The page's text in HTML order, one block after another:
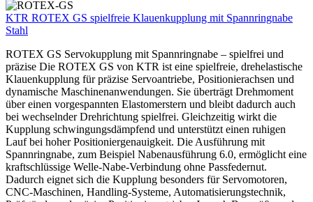
KTR ROTEX GS spielfreie Klauenkupplung mit Spannringnabe
Stahl
ROTEX GS Servokupplung mit Spannringnabe – spielfrei und
präzise Die ROTEX GS von KTR ist eine spielfreie, drehelastische
Klauenkupplung für präzise Servoantriebe, Positionierachsen und
dynamische Maschinenanwendungen. Sie überträgt Drehmoment
über einen vorgespannten Elastomerstern und bleibt dadurch auch
bei wechselnder Drehrichtung spielfrei. Gleichzeitig wirkt die
Kupplung schwingungsdämpfend und unterstützt einen ruhigen
Lauf bei hoher Positioniergenauigkeit. Die Ausführung mit
Spannringnabe, zum Beispiel Nabenausführung 6.0, ermöglicht eine
kraftschlüssige Welle-Nabe-Verbindung ohne Passfedernut.
Dadurch eignet sich die Kupplung besonders für Servomotoren,
CNC-Maschinen, Handling-Systeme, Automatisierungstechnik,